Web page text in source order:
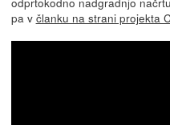
pa v članku na strani projekta